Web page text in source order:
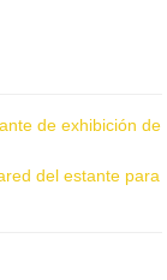
de exhibición de
del estante para